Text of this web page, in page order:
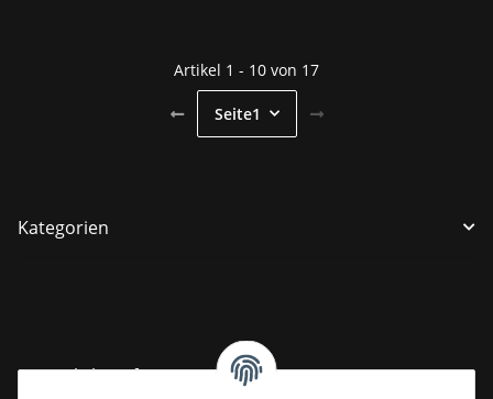
Artikel 1 - 10 von 17
Seite1
Kategorien
Gesetzliche Informationen